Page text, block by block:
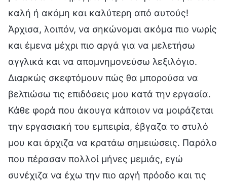
καλή ή ακόμη και καλύτερη από αυτούς!
Άρχισα, λοιπόν, να σηκώνομαι ακόμα πιο νωρίς
και έμενα μέχρι πιο αργά για να μελετήσω
αγγλικά και να απομνημονεύσω λεξιλόγιο.
Διαρκώς σκεφτόμουν πώς θα μπορούσα να
βελτιώσω τις επιδόσεις μου κατά την εργασία.
Κάθε φορά που άκουγα κάποιον να μοιράζεται
την εργασιακή του εμπειρία, έβγαζα το στυλό
μου και άρχιζα να κρατάω σημειώσεις. Παρόλο
που πέρασαν πολλοί μήνες μεμιάς, εγώ
συνέχιζα να έχω την πιο αργή πρόοδο και τις